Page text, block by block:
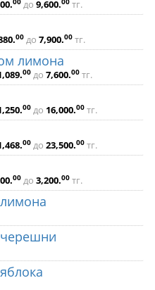
.00 до 9,600.00 тг.
.00 до 7,900.00 тг.
лимона
.00 до 7,600.00 тг.
.00 до 16,000.00 тг.
.00 до 23,500.00 тг.
.00 до 3,200.00 тг.
черешни